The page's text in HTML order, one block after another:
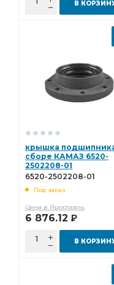
В
крышка
сборе КАМАЗ 6520-
2502208-01
6520-2502208-01
Под заказ
Цена в Ярославль
6 876.12 Р
В